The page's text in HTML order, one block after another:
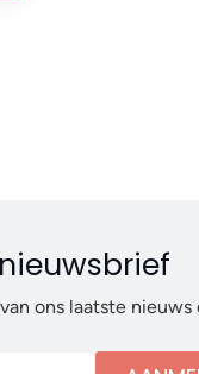
ons laatste nieuws